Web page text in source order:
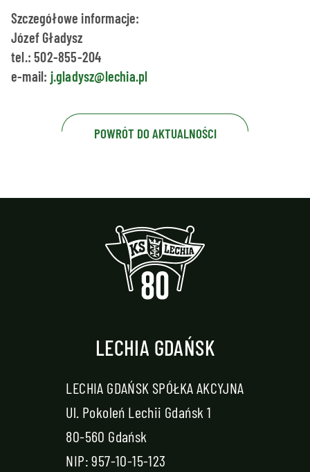
Szczegółowe informacje:
Józef Gładysz
tel.: 502-855-204
e-mail: j.gladysz@lechia.pl
POWRÓT DO AKTUALNOŚCI
LECHIA GDAŃSK
LECHIA GDAŃSK SPÓŁKA AKCYJNA
Ul. Pokoleń Lechii Gdańsk 1
80-560 Gdańsk
NIP: 957-10-15-123